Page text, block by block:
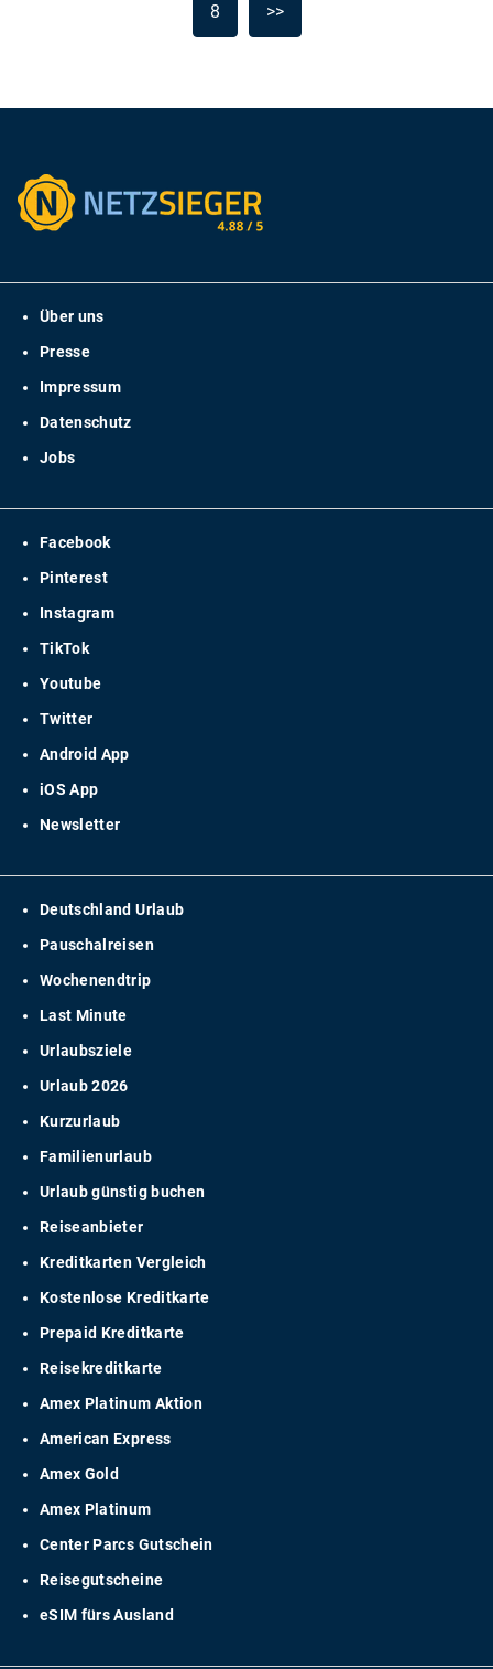
8 >>
Über uns
Presse
Impressum
Datenschutz
Jobs
Facebook
Pinterest
Instagram
TikTok
Youtube
Twitter
Android App
iOS App
Newsletter
Deutschland Urlaub
Pauschalreisen
Wochenendtrip
Last Minute
Urlaubsziele
Urlaub 2026
Kurzurlaub
Familienurlaub
Urlaub günstig buchen
Reiseanbieter
Kreditkarten Vergleich
Kostenlose Kreditkarte
Prepaid Kreditkarte
Reisekreditkarte
Amex Platinum Aktion
American Express
Amex Gold
Amex Platinum
Center Parcs Gutschein
Reisegutscheine
eSIM fürs Ausland